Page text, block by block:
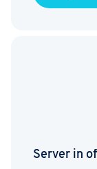
Server in